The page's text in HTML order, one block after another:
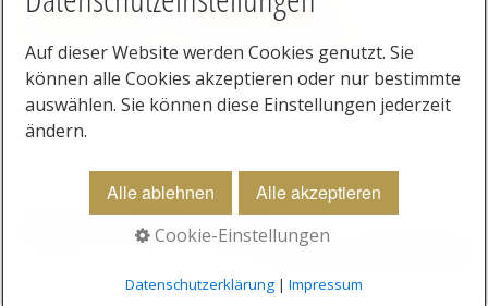
Europa
USA
Links
Updates
GPS Roadbook
Kontakt
Impressum
© 2025 Rau Verlag Stuttgart
Auf dieser Website werden Cookies genutzt. Sie
können alle Cookies akzeptieren oder nur bestimmte
auswählen. Sie können diese Einstellungen jederzeit
ändern.
Alle ablehnen Alle akzeptieren
Cookie-Einstellungen
Datenschutzerklärung| Impressum